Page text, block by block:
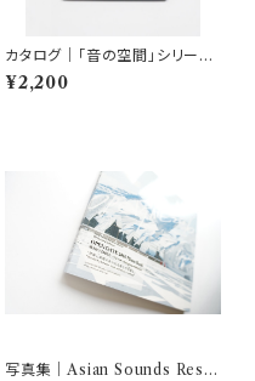
カタログ｜「音の空間」シリーズ
#3 クリスティーナ・クービッシ
ュ 嘘と真
¥2,200
写真集｜Asian Sounds Rese